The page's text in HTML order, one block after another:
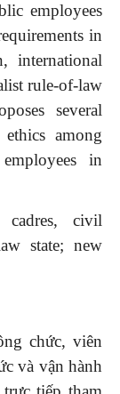
employees
in
international
rule-of-law
several
among
in
cadres, civil
state; new
chức, viên
và vận hành